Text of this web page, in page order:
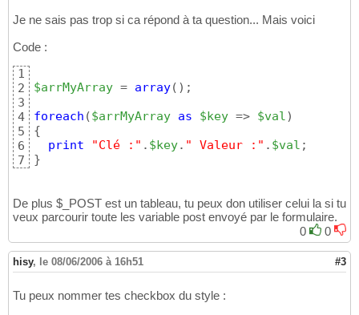
Je ne sais pas trop si ca répond à ta question... Mais voici
Code :
1
2
3
4
5
6
7
$arrMyArray = array( ) ;
foreach ($arrMyArray as $key => $val)
{
print
"Clé :" . $key. " Valeur :" . $val
}
De plus $_POST est un tableau, tu peux don utiliser celui la si tu
veux parcourir toute les variable post envoyé par le formulaire.
0
0
hisy, le 08/06/2006 à 16h51 #3
Tu peux nommer tes checkbox du style :